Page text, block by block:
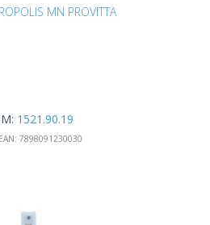
MN PROVITTA
1521.90.19
7898091230030